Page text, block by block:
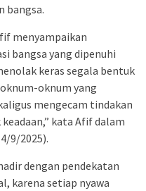
bangsa.
menyampaikan
bangsa yang dipenuhi
keras segala bentuk
oknum yang
mengecam tindakan
kata Afif dalam
9/2025).
dengan pendekatan
karena setiap nyawa